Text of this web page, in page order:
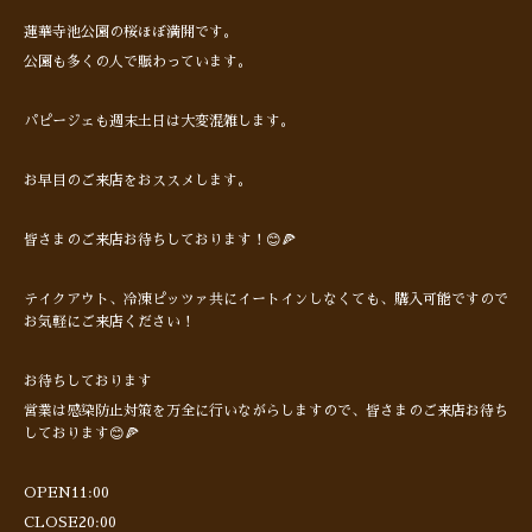
蓮華寺池公園の桜ほぼ満開です。
公園も多くの人で賑わっています。
パピージェも週末土日は大変混雑します。
お早目のご来店をおススメします。
皆さまのご来店お待ちしております！😊🍕
テイクアウト、冷凍ピッツァ共にイートインしなくても、購入可能ですので
お気軽にご来店ください！
お待ちしております
営業は感染防止対策を万全に行いながらしますので、皆さまのご来店お待ち
しております😊🍕
OPEN11:00
CLOSE20:00